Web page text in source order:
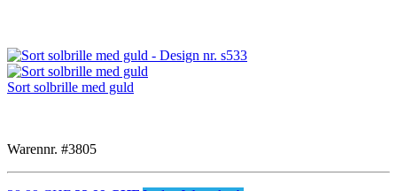
Sort solbrille med guld
Warennr. #3805